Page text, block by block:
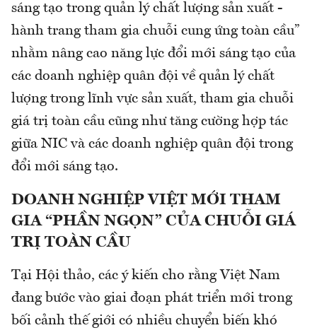
sáng tạo trong quản lý chất lượng sản xuất -
hành trang tham gia chuỗi cung ứng toàn cầu”
nhằm nâng cao năng lực đổi mới sáng tạo của
các doanh nghiệp quân đội về quản lý chất
lượng trong lĩnh vực sản xuất, tham gia chuỗi
giá trị toàn cầu cũng như tăng cường hợp tác
giữa NIC và các doanh nghiệp quân đội trong
đổi mới sáng tạo.
DOANH NGHIỆP VIỆT MỚI THAM
GIA “PHẦN NGỌN” CỦA CHUỖI GIÁ
TRỊ TOÀN CẦU
Tại Hội thảo, các ý kiến cho rằng Việt Nam
đang bước vào giai đoạn phát triển mới trong
bối cảnh thế giới có nhiều chuyển biến khó